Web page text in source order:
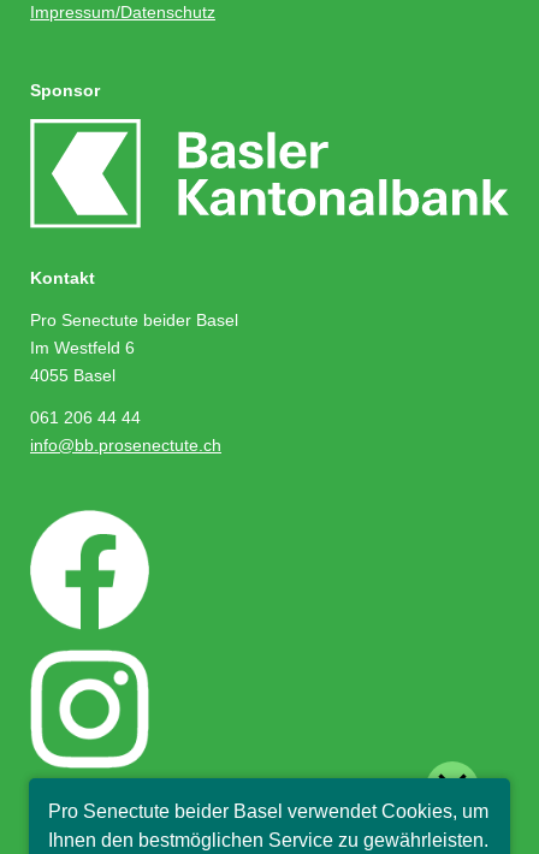
Impressum/Datenschutz
Sponsor
Kontakt
Pro Senectute beider Basel
Im Westfeld 6
4055 Basel
061 206 44 44
info@bb.prosenectute.ch
Pro Senectute beider Basel verwendet Cookies, um
Ihnen den bestmöglichen Service zu gewährleisten.
Hallo, ich bin Sophia und
close